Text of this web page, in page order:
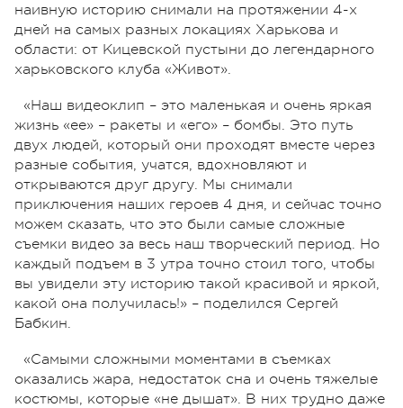
наивную историю снимали на протяжении 4-х
дней на самых разных локациях Харькова и
области: от Кицевской пустыни до легендарного
харьковского клуба «Живот».
«Наш видеоклип – это маленькая и очень яркая
жизнь «ее» – ракеты и «его» – бомбы. Это путь
двух людей, который они проходят вместе через
разные события, учатся, вдохновляют и
открываются друг другу. Мы снимали
приключения наших героев 4 дня, и сейчас точно
можем сказать, что это были самые сложные
съемки видео за весь наш творческий период. Но
каждый подъем в 3 утра точно стоил того, чтобы
вы увидели эту историю такой красивой и яркой,
какой она получилась!» – поделился Сергей
Бабкин.
«Самыми сложными моментами в съемках
оказались жара, недостаток сна и очень тяжелые
костюмы, которые «не дышат». В них трудно даже